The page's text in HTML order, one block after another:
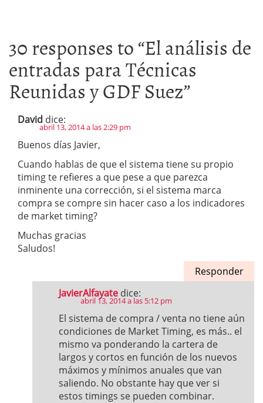
30 responses to “El análisis de
entradas para Técnicas
Reunidas y GDF Suez”
David dice:
abril 13, 2014 a las 2:29 pm
Buenos días Javier,
Cuando hablas de que el sistema tiene su propio
timing te refieres a que pese a que parezca
inminente una corrección, si el sistema marca
compra se compre sin hacer caso a los indicadores
de market timing?
Muchas gracias
Saludos!
Responder
JavierAlfayate dice:
abril 13, 2014 a las 5:12 pm
El sistema de compra / venta no tiene aún
condiciones de Market Timing, es más.. el
mismo va ponderando la cartera de
largos y cortos en función de los nuevos
máximos y mínimos anuales que van
saliendo. No obstante hay que ver si
estos timings se pueden combinar.